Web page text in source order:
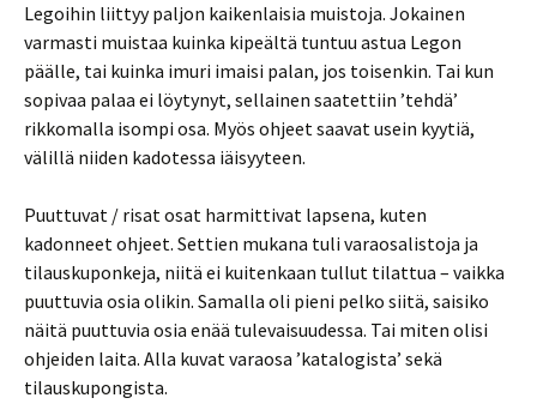
Legoihin liittyy paljon kaikenlaisia muistoja. Jokainen
varmasti muistaa kuinka kipeältä tuntuu astua Legon
päälle, tai kuinka imuri imaisi palan, jos toisenkin. Tai kun
sopivaa palaa ei löytynyt, sellainen saatettiin ’tehdä’
rikkomalla isompi osa. Myös ohjeet saavat usein kyytiä,
välillä niiden kadotessa iäisyyteen.
Puuttuvat / risat osat harmittivat lapsena, kuten
kadonneet ohjeet. Settien mukana tuli varaosalistoja ja
tilauskuponkeja, niitä ei kuitenkaan tullut tilattua – vaikka
puuttuvia osia olikin. Samalla oli pieni pelko siitä, saisiko
näitä puuttuvia osia enää tulevaisuudessa. Tai miten olisi
ohjeiden laita. Alla kuvat varaosa ’katalogista’ sekä
tilauskupongista.